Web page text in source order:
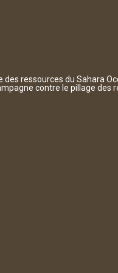
des ressources du Sahara
contre le pillage des